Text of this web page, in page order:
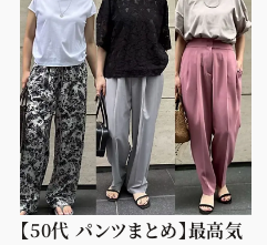
【50代 パンツまとめ】最高気